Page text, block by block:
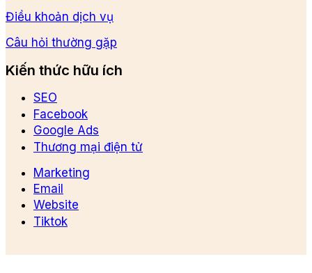
Điều khoản dịch vụ
Câu hỏi thường gặp
Kiến thức hữu ích
SEO
Facebook
Google Ads
Thương mại điện tử
Marketing
Email
Website
Tiktok